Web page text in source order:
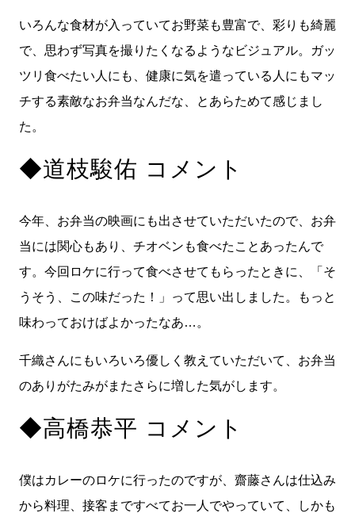
いろんな食材が入っていてお野菜も豊富で、彩りも綺麗
で、思わず写真を撮りたくなるようなビジュアル。ガッ
ツリ食べたい人にも、健康に気を遣っている人にもマッ
チする素敵なお弁当なんだな、とあらためて感じまし
た。
◆道枝駿佑 コメント
今年、お弁当の映画にも出させていただいたので、お弁
当には関心もあり、チオベンも食べたことあったんで
す。今回ロケに行って食べさせてもらったときに、「そ
うそう、この味だった！」って思い出しました。もっと
味わっておけばよかったなあ…。
千織さんにもいろいろ優しく教えていただいて、お弁当
のありがたみがまたさらに増した気がします。
◆高橋恭平 コメント
僕はカレーのロケに行ったのですが、齋藤さんは仕込み
から料理、接客まですべてお一人でやっていて、しかも